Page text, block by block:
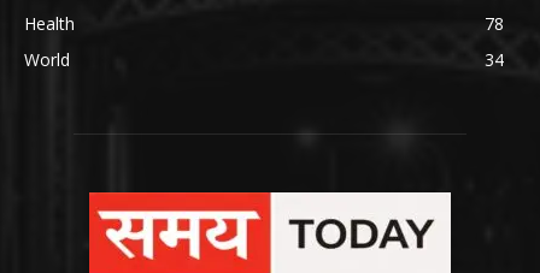
Health
78
World
34